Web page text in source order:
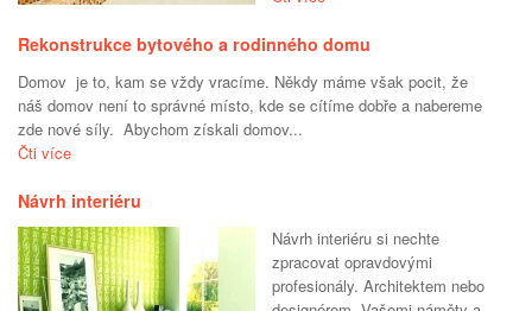
Rekonstrukce bytového a rodinného domu
Domov je to, kam se vždy vracíme. Někdy máme však pocit, že
náš domov není to správné místo, kde se cítíme dobře a nabereme
zde nové síly. Abychom získali domov...
Čti více
Návrh interiéru
Návrh interiéru si nechte
zpracovat opravdovými
profesionály. Architektem nebo